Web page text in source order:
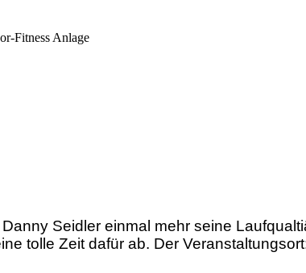
Fitness Anlage
Seidler einmal mehr seine
tolle Zeit dafür ab. Der